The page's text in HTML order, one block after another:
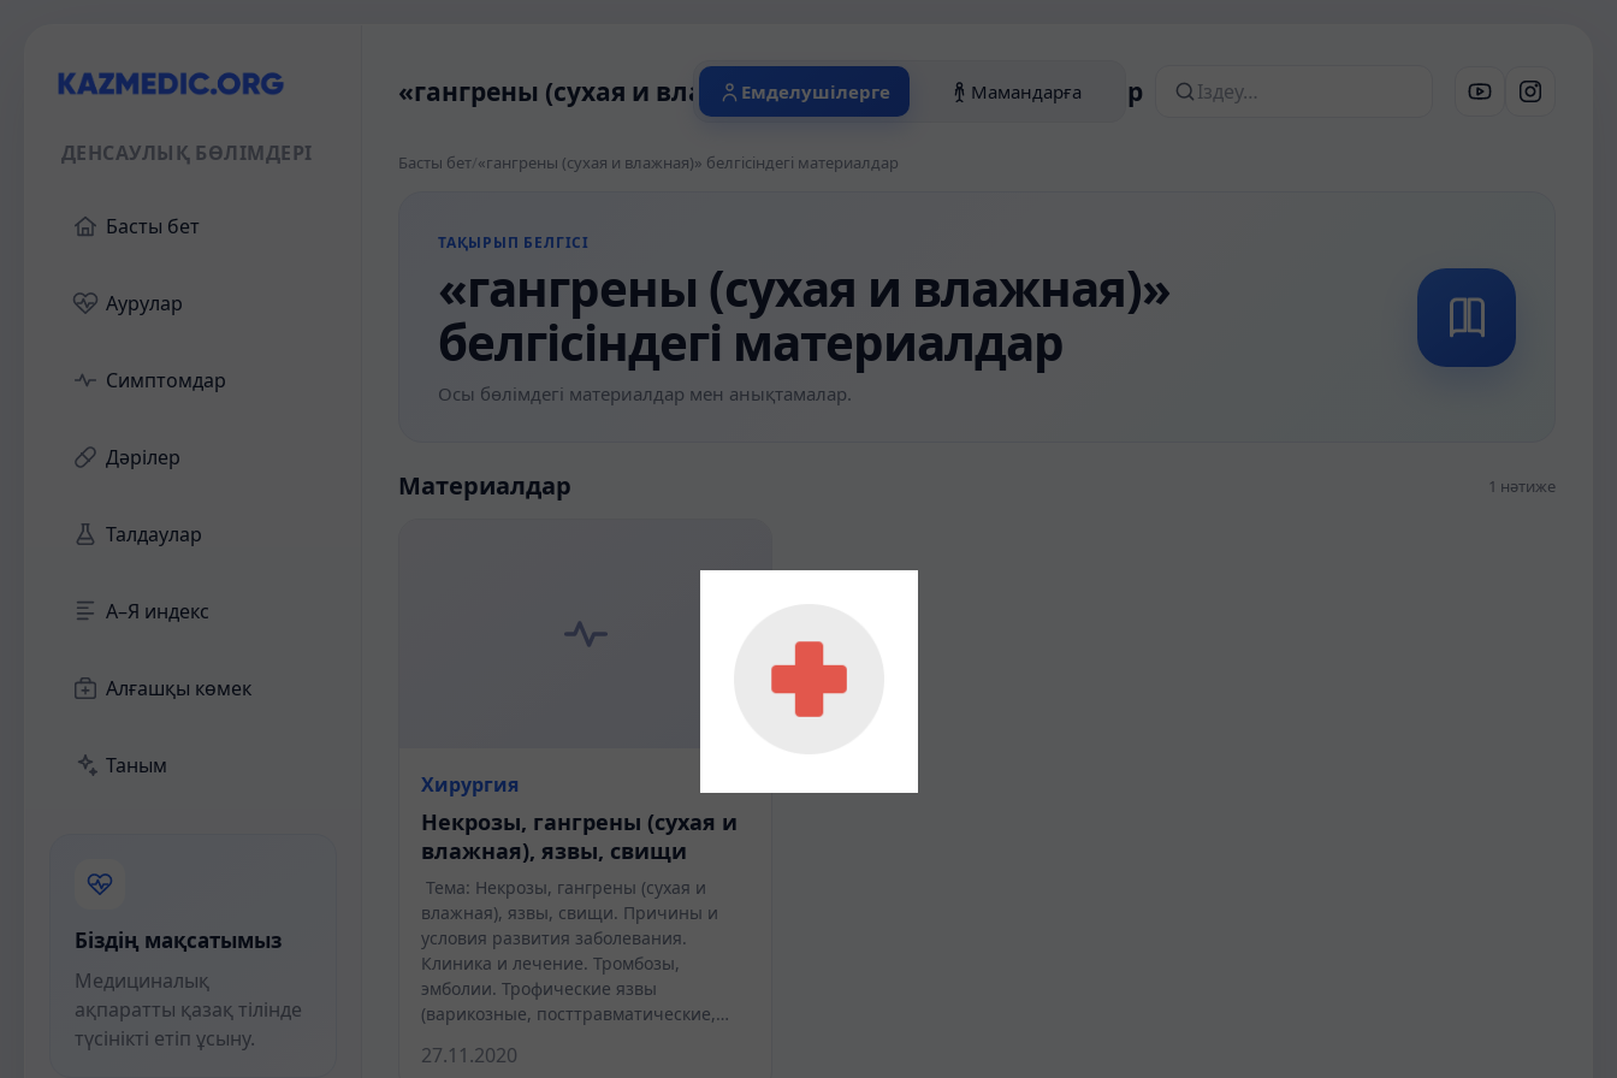
ДЕНСАУЛЫҚ БӨЛІМДЕРІ
Басты бет
Аурулар
Симптомдар
Дәрілер
Талдаулар
А–Я индекс
Алғашқы көмек
Таным
Біздің мақсатымыз
Медициналық
ақпаратты қазақ тілінде
түсінікті етіп ұсыну.
«гангрены (сухая и влажная)» белгісіндегі материалдар
Емделушілерге Мамандарға Сайттан іздеу
Басты бет/«гангрены (сухая и влажная)» белгісіндегі материалдар
ТАҚЫРЫП БЕЛГІСІ
«гангрены (сухая и влажная)»
белгісіндегі материалдар
Осы бөлімдегі материалдар мен анықтамалар.
Материалдар 1 нәтиже
Хирургия
Некрозы, гангрены (сухая и
влажная), язвы, свищи
Тема: Некрозы, гангрены (сухая и
влажная), язвы, свищи. Причины и
условия развития заболевания.
Клиника и лечение. Тромбозы,
эмболии. Трофические язвы
(варикозные, посттравматические,…
27.11.2020